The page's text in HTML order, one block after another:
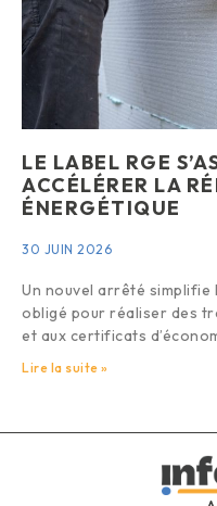
LE LABEL RGE
ACCÉLÉRER LA
ÉNERGÉTIQUE
30 JUIN 2026
Un nouvel arrêté simplifie
obligé pour réaliser des
et aux certificats
Lire la suite »